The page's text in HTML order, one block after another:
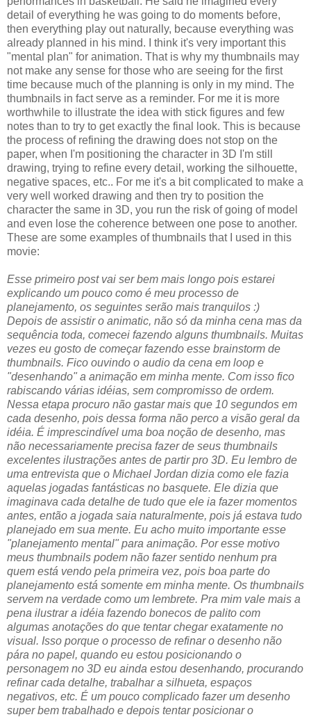
detail of everything he was going to do moments before,
then everything play out naturally, because everything was
already planned in his mind. I think it's very important this
"mental plan" for animation. That is why my thumbnails may
not make any sense for those who are seeing for the first
time because much of the planning is only in my mind. The
thumbnails in fact serve as a reminder. For me it is more
worthwhile to illustrate the idea with stick figures and few
notes than to try to get exactly the final look. This is because
the process of refining the drawing does not stop on the
paper, when I'm positioning the character in 3D I'm still
drawing, trying to refine every detail, working the silhouette,
negative spaces, etc.. For me it's a bit complicated to make a
very well worked drawing and then try to position the
character the same in 3D, you run the risk of going of model
and even lose the coherence between one pose to another.
These are some examples of thumbnails that I used in this
movie:
Esse primeiro post vai ser bem mais longo pois estarei
explicando um pouco como é meu processo de
planejamento, os seguintes serão mais tranquilos :)
Depois de assistir o animatic, não só da minha cena mas da
sequência toda, comecei fazendo alguns thumbnails. Muitas
vezes eu gosto de começar fazendo esse brainstorm de
thumbnails. Fico ouvindo o audio da cena em loop e
"desenhando" a animação em minha mente. Com isso fico
rabiscando várias idéias, sem compromisso de ordem.
Nessa etapa procuro não gastar mais que 10 segundos em
cada desenho, pois dessa forma não perco a visão geral da
idéia. É imprescindível uma boa noção de desenho, mas
não necessariamente precisa fazer de seus thumbnails
excelentes ilustrações antes de partir pro 3D. Eu lembro de
uma entrevista que o Michael Jordan dizia como ele fazia
aquelas jogadas fantásticas no basquete. Ele dizia que
imaginava cada detalhe de tudo que ele ia fazer momentos
antes, então a jogada saia naturalmente, pois já estava tudo
planejado em sua mente. Eu acho muito importante esse
"planejamento mental" para animação. Por esse motivo
meus thumbnails podem não fazer sentido nenhum pra
quem está vendo pela primeira vez, pois boa parte do
planejamento está somente em minha mente. Os thumbnails
servem na verdade como um lembrete. Pra mim vale mais a
pena ilustrar a idéia fazendo bonecos de palito com
algumas anotações do que tentar chegar exatamente no
visual. Isso porque o processo de refinar o desenho não
pára no papel, quando eu estou posicionando o
personagem no 3D eu ainda estou desenhando, procurando
refinar cada detalhe, trabalhar a silhueta, espaços
negativos, etc. É um pouco complicado fazer um desenho
super bem trabalhado e depois tentar posicionar o